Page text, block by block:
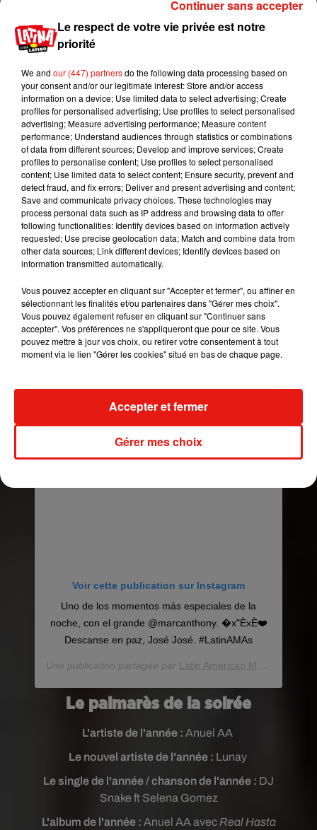
Voir cette publication sur Instagram
Anuel AA , Ozuna & Daddy Yankee cierran la
noche de los #LatinAMAs con mucha energía.
Une publication partagée parLatin American Music Awards
Voir cette publication sur Instagram
Anuel AA es el ganador de la categoría "Artista
Favorito Masculino" en #LatinAMAs. �x�
�xÈx� @anuel_2blea
Voir cette publication sur Instagram
Uno de los momentos más especiales de la
noche, con el grande @marcanthony. �x"ÈxÈ❤️
Descanse en paz, José José. #LatinAMAs
Une publication partagée par Latin American Music Awards
Le palmarès de la soirée
L'artiste de l'année : Anuel AA
Le nouvel artiste de l'année : Lunay
Le single de l'année / chanson de l'année : DJ
Snake ft Selena Gomez
L'album de l'année : Anuel AA avec Real Hasta
Le respect de votre vie privée est notre
priorité
We and our (447) partnersdo the following data processing based on
your consent and/or our legitimate interest: Store and/or access
information on a device; Use limited data to select advertising; Create
profiles for personalised advertising; Use profiles to select personalised
advertising; Measure advertising performance; Measure content
performance; Understand audiences through statistics or combinations
of data from different sources; Develop and improve services; Create
profiles to personalise content; Use profiles to select personalised
content; Use limited data to select content; Ensure security, prevent and
detect fraud, and fix errors; Deliver and present advertising and content;
Save and communicate privacy choices. These technologies may
process personal data such as IP address and browsing data to offer
following functionalities: Identify devices based on information actively
requested; Use precise geolocation data; Match and combine data from
other data sources; Link different devices; Identify devices based on
information transmitted automatically.
Vous pouvez accepter en cliquant sur "Accepter et fermer", ou affiner en
sélectionnant les finalités et/ou partenaires dans "Gérer mes choix".
Vous pouvez également refuser en cliquant sur "Continuer sans
accepter". Vos préférences ne s'appliqueront que pour ce site. Vous
pouvez mettre à jour vos choix, ou retirer votre consentement à tout
moment via le lien "Gérer les cookies" situé en bas de chaque page.
Gérer mes choix
Accepter et fermer
Continuer sans accepter